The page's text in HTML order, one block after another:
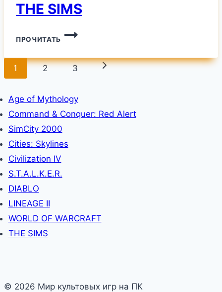
THE SIMS
ПРОЧИТАТЬ
THE
Навигация
страницам
1 2 3
Следующая
Age of Mythology
Command & Conquer: Red Alert
SimCity 2000
Cities: Skylines
Civilization IV
S.T.A.L.K.E.R.
DIABLO
LINEAGE II
WORLD OF WARCRAFT
THE SIMS
© 2026 Мир культовых игр на ПК